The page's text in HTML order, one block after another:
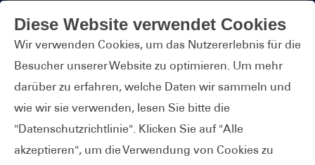
E-Mail:
info@topsflo.com
+86-731-82739266
Whatsapp:+86 19376691419
Diese Website verwendet Cookies
Wir verwenden Cookies, um das Nutzererlebnis für die
Besucher unserer Website zu optimieren. Um mehr
darüber zu erfahren, welche Daten wir sammeln und
wie wir sie verwenden, lesen Sie bitte die
"Datenschutzrichtlinie". Klicken Sie auf "Alle
akzeptieren", um die Verwendung von Cookies zu